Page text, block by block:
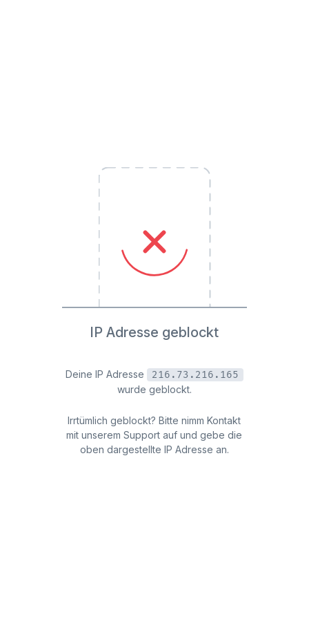
IP Adresse geblockt
Deine IP Adresse
216.73.216.165
wurde geblockt.
Irrtümlich geblockt? Bitte nimm Kontakt
mit unserem Support auf und gebe die
oben dargestellte IP Adresse an.